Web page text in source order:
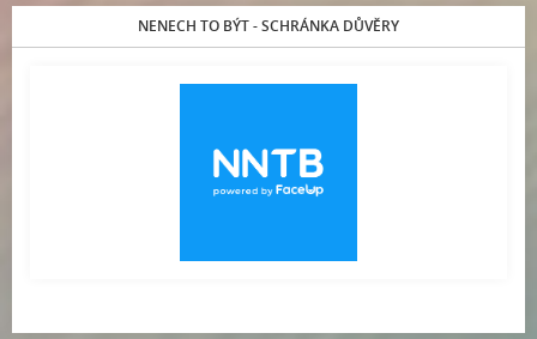
NENECH TO BÝT - SCHRÁNKA DŮVĚRY